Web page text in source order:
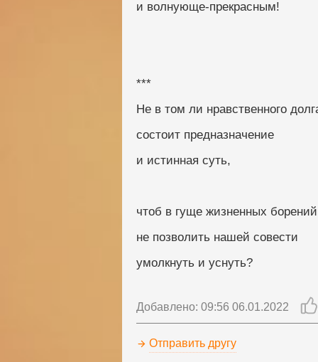
и волнующе-прекрасным!
***
Не в том ли нравственного
состоит предназначение
и истинная суть,
чтоб в гуще жизненных борений
не позволить нашей совести
умолкнуть и уснуть?
Добавлено: 09:56 06.01.2022
Отправить другу